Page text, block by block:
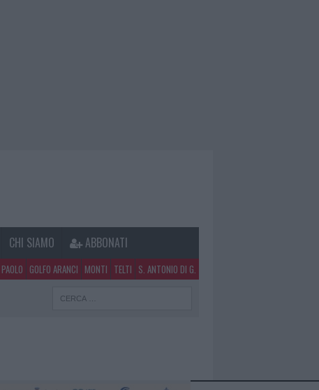
CHI SIAMO ABBONATI
GOLFO ARANCI MONTI TELTI S. ANTONIO DI G.